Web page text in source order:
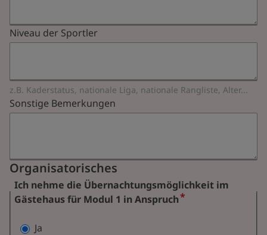
Niveau der Sportler
z.B. Kaderstatus, nationale Liga, nationale Rangliste, Alter...
Sonstige Bemerkungen
Organisatorisches
Ich nehme die Übernachtungsmöglichkeit im
Gästehaus für Modul 1 in Anspruch
Ja